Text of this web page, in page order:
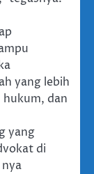
yang lebih
hukum, dan
yang
di